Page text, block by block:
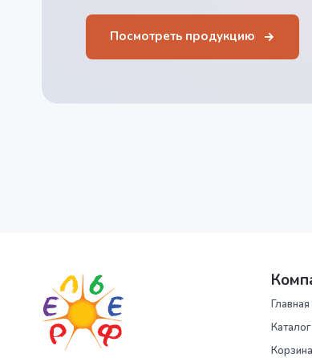
Посмотреть продукцию
Корзина